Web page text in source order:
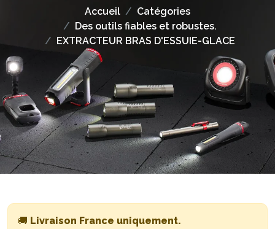
Accueil
Catégories
Des outils fiables et robustes.
EXTRACTEUR BRAS D'ESSUIE-GLACE
🚚 Livraison France uniquement.